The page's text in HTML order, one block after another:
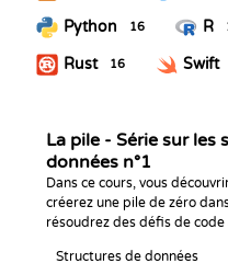
Python 16 R
Rust 16 Swift
La pile - Série sur les
données n°1
Dans ce cours, vous
créerez une pile de zéro
résoudrez des défis de code
Structures de données